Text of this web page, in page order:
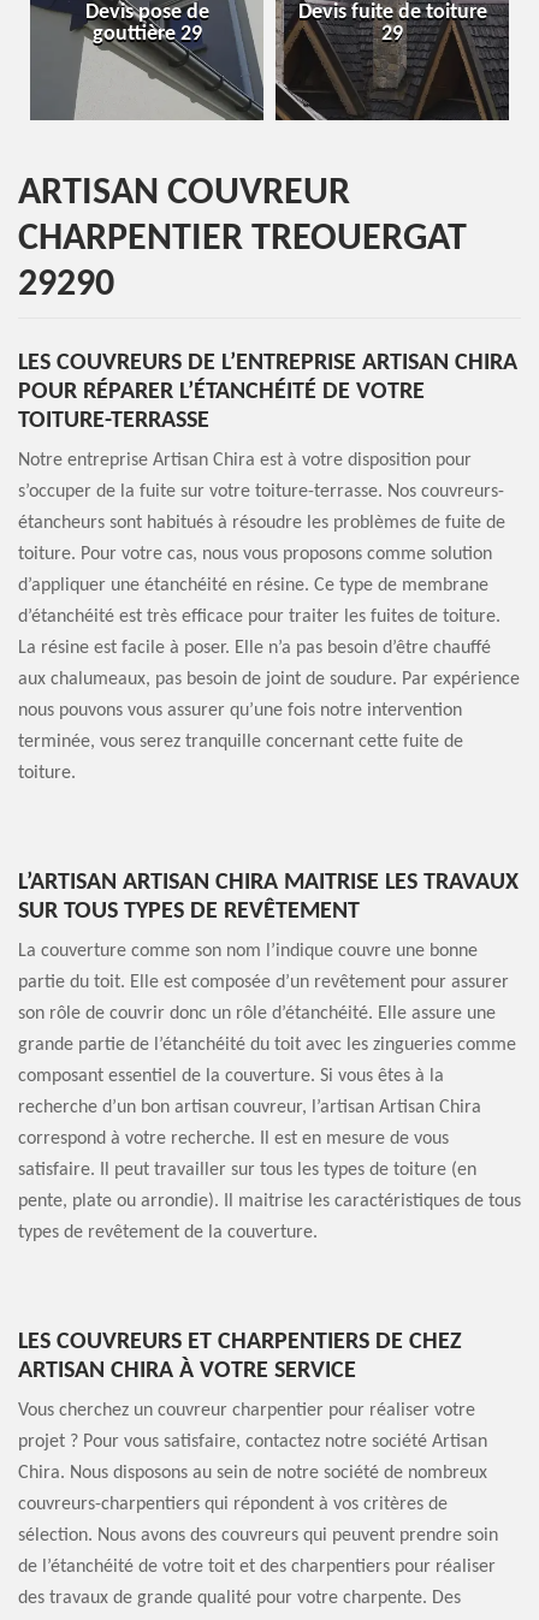
Devis pose de
gouttière 29
Devis fuite de toiture
29
ARTISAN COUVREUR
CHARPENTIER TREOUERGAT
29290
LES COUVREURS DE L’ENTREPRISE ARTISAN CHIRA
POUR RÉPARER L’ÉTANCHÉITÉ DE VOTRE
TOITURE-TERRASSE
Notre entreprise Artisan Chira est à votre disposition pour
s’occuper de la fuite sur votre toiture-terrasse. Nos couvreurs-
étancheurs sont habitués à résoudre les problèmes de fuite de
toiture. Pour votre cas, nous vous proposons comme solution
d’appliquer une étanchéité en résine. Ce type de membrane
d’étanchéité est très efficace pour traiter les fuites de toiture.
La résine est facile à poser. Elle n’a pas besoin d’être chauffé
aux chalumeaux, pas besoin de joint de soudure. Par expérience
nous pouvons vous assurer qu’une fois notre intervention
terminée, vous serez tranquille concernant cette fuite de
toiture.
L’ARTISAN ARTISAN CHIRA MAITRISE LES TRAVAUX
SUR TOUS TYPES DE REVÊTEMENT
La couverture comme son nom l’indique couvre une bonne
partie du toit. Elle est composée d’un revêtement pour assurer
son rôle de couvrir donc un rôle d’étanchéité. Elle assure une
grande partie de l’étanchéité du toit avec les zingueries comme
composant essentiel de la couverture. Si vous êtes à la
recherche d’un bon artisan couvreur, l’artisan Artisan Chira
correspond à votre recherche. Il est en mesure de vous
satisfaire. Il peut travailler sur tous les types de toiture (en
pente, plate ou arrondie). Il maitrise les caractéristiques de tous
types de revêtement de la couverture.
LES COUVREURS ET CHARPENTIERS DE CHEZ
ARTISAN CHIRA À VOTRE SERVICE
Vous cherchez un couvreur charpentier pour réaliser votre
projet ? Pour vous satisfaire, contactez notre société Artisan
Chira. Nous disposons au sein de notre société de nombreux
couvreurs-charpentiers qui répondent à vos critères de
sélection. Nous avons des couvreurs qui peuvent prendre soin
de l’étanchéité de votre toit et des charpentiers pour réaliser
des travaux de grande qualité pour votre charpente. Des